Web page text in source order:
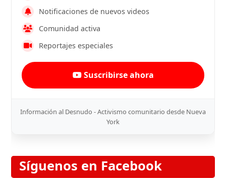
Notificaciones de nuevos videos
Comunidad activa
Reportajes especiales
Suscribirse ahora
Información al Desnudo - Activismo comunitario desde Nueva
York
Síguenos en Facebook